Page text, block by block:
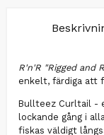
R'n'R "Rigged and
enkelt, färdiga att
Bullteez Curltail -
lockande gång i
fiskas väldigt